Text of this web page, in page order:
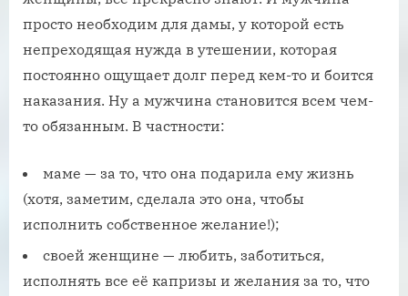
просто необходим для дамы, у которой есть
непреходящая нужда в утешении, которая
постоянно ощущает долг перед кем-то и боится
наказания. Ну а мужчина становится всем чем-
то обязанным. В частности:
маме — за то, что она подарила ему жизнь
(хотя, заметим, сделала это она, чтобы
исполнить собственное желание!);
своей женщине — любить, заботиться,
исполнять все её капризы и желания за то, что